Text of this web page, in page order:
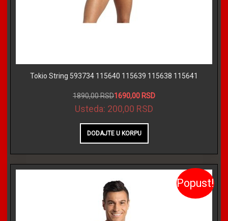
Tokio String 593734 115640 115639 115638 115641
1890,00 RSD1690,00 RSD
Usteda: 200,00 RSD
Popust!